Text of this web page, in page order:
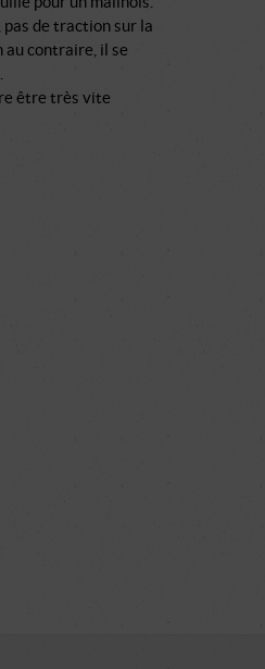
de traction sur la
au contraire, il se
être très vite